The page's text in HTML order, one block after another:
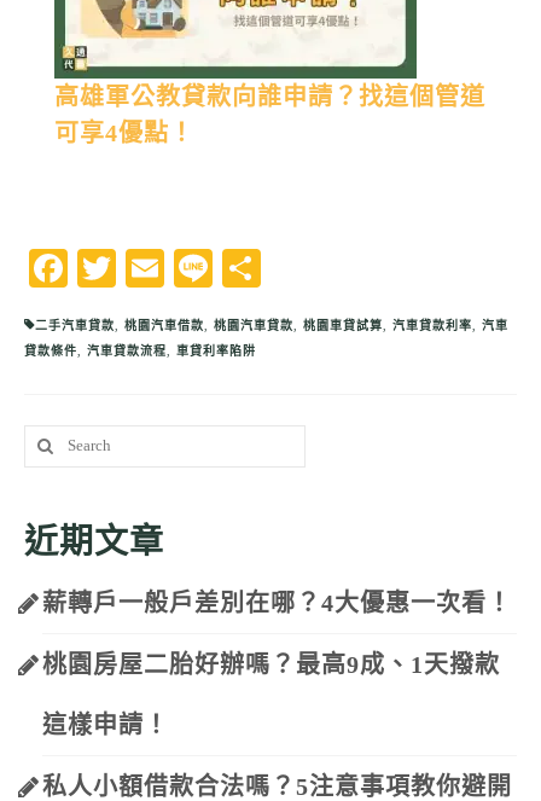
高雄軍公教貸款向誰申請？找這個管道
可享4優點！
Facebook
Twitter
Email
Line
享
二手汽車貸款 桃園汽車借款 桃園汽車貸款 桃園車貸試算 汽車貸款利率
汽車
貸款條件
汽車貸款流程 車貸利率陷阱
Search
for:
近期文章
薪轉戶一般戶差別在哪？4大優惠一次看！
桃園房屋二胎好辦嗎？最高9成、1天撥款
這樣申請！
私人小額借款合法嗎？5注意事項教你避開